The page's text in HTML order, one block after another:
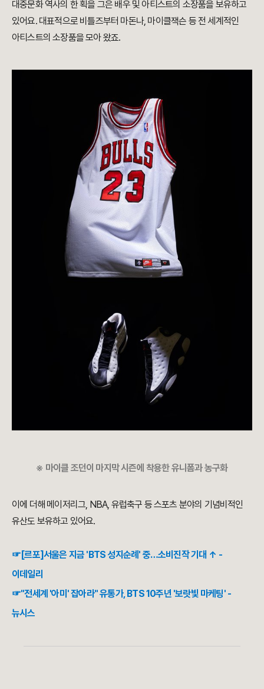
대중문화 역사의 한 획을 그은 배우 및 아티스트의 소장품을 보유하고
있어요. 대표적으로 비틀즈부터 마돈나, 마이클잭슨 등 전 세계적인
아티스트의 소장품을 모아 왔죠.
※ 마이클 조던이 마지막 시즌에 착용한 유니폼과 농구화
이에 더해 메이저리그, NBA, 유럽축구 등 스포츠 분야의 기념비적인
유산도 보유하고 있어요.
☞[르포]서울은 지금 'BTS 성지순례' 중…소비진작 기대 ↑ -
이데일리
☞"전세계 '아미' 잡아라" 유통가, BTS 10주년 '보랏빛 마케팅' -
뉴시스